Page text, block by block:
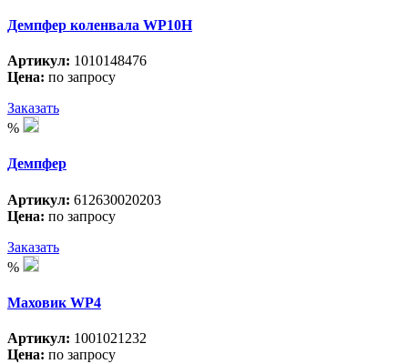
Демпфер коленвала WP10H
Артикул: 1010148476
Цена: по запросу
Заказать
%
Демпфер
Артикул: 612630020203
Цена: по запросу
Заказать
%
Маховик WP4
Артикул: 1001021232
Цена: по запросу